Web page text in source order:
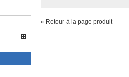
« Retour à la page produit